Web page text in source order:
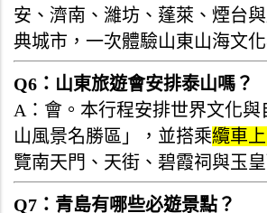
安、濟南、濰坊、蓬萊、煙台
典城市，一次體驗山東山海文
Q6：山東旅遊會安排泰山嗎？
A：會。本行程安排世界文化
山風景名勝區」，並搭乘纜車
覽南天門、天街、碧霞祠與玉皇
Q7：青島有哪些必遊景點？